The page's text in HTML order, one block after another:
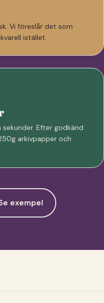
Vi föreslår det som
istället.
Efter godkänd
arkivpapper och
exempel